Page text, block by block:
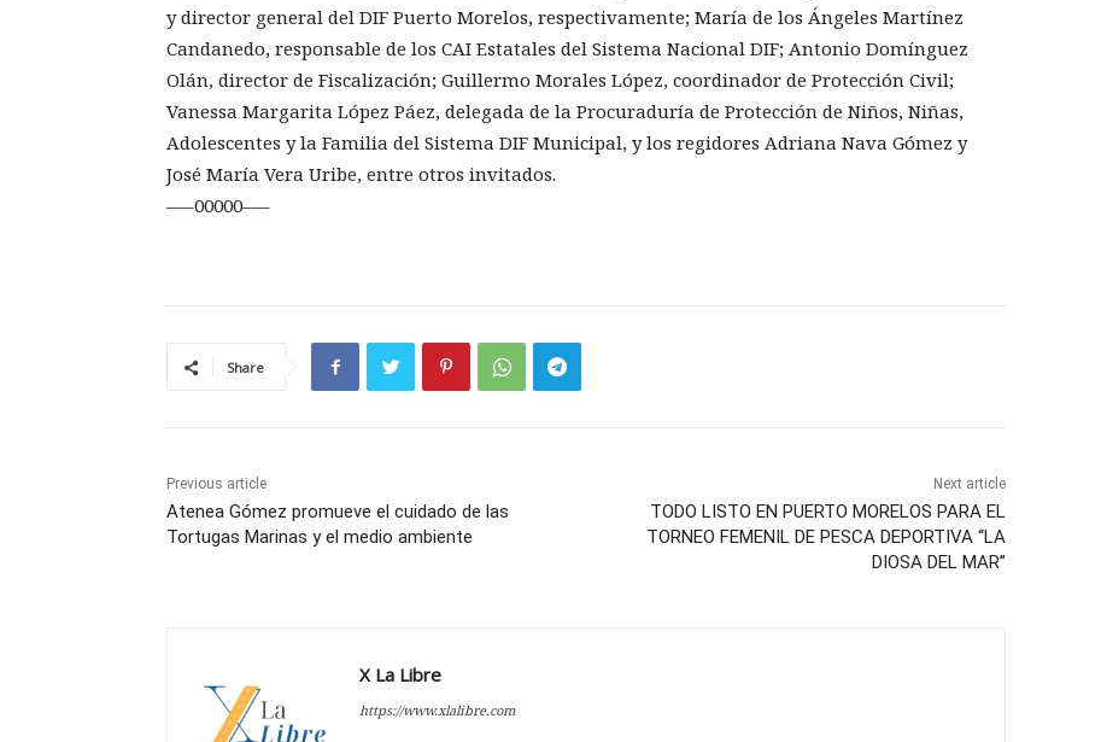
y director general del DIF Puerto Morelos, respectivamente; María de los Ángeles Martínez
Candanedo, responsable de los CAI Estatales del Sistema Nacional DIF; Antonio Domínguez
Olán, director de Fiscalización; Guillermo Morales López, coordinador de Protección Civil;
Vanessa Margarita López Páez, delegada de la Procuraduría de Protección de Niños, Niñas,
Adolescentes y la Familia del Sistema DIF Municipal, y los regidores Adriana Nava Gómez y
José María Vera Uribe, entre otros invitados.
—–00000—–
Share
Previous article
Atenea Gómez promueve el cuidado de las
Tortugas Marinas y el medio ambiente
Next article
TODO LISTO EN PUERTO MORELOS PARA EL
TORNEO FEMENIL DE PESCA DEPORTIVA “LA
DIOSA DEL MAR”
X La Libre
https://www.xlalibre.com